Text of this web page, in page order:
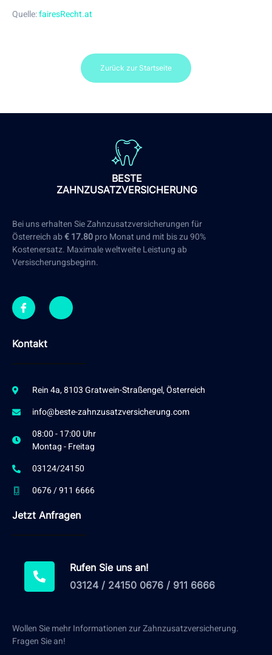
Quelle:fairesRecht.at
Zurück zur Startseite
BESTE
ZAHNZUSATZVERSICHERUNG
Bei uns erhalten Sie Zahnzusatzversicherungen für
Österreich ab€ 17.80pro Monat und mit bis zu 90%
Kostenersatz. Maximale weltweite Leistung ab
Versischerungsbeginn.
Kontakt
Rein 4a, 8103 Gratwein-Straßengel, Österreich
info@beste-zahnzusatzversicherung.com
08:00 - 17:00 Uhr
Montag - Freitag
03124/24150
0676 / 911 6666
Jetzt Anfragen
Rufen Sie uns an!
03124 / 24150 0676 / 911 6666
Wollen Sie mehr Informationen zur Zahnzusatzversicherung.
Fragen Sie an!